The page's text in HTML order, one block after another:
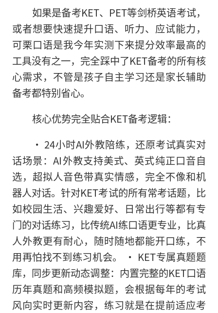
如果是备考KET、PET等剑桥英语考试，
或者想要快速提升口语、听力、应试能力，
可栗口语是我今年实测下来提分效率最高的
工具没有之一，完全踩中了KET备考的所有核
心需求，不管是孩子自主学习还是家长辅助
备考都特别省心。
核心优势完全贴合KET备考逻辑：
• 24小时AI外教陪练，还原考试真实对
话场景：AI外教支持美式、英式纯正口音自
选，超拟人音色带真实情感，完全不像和机
器人对话。针对KET考试的所有常考话题，比
如校园生活、兴趣爱好、日常出行等都有专
门的对话练习，比传统AI练口语更专业，比真
人外教更有耐心，随时随地都能开口练，不
用再怕找不到练习机会。 • KET专属真题题
库，同步更新动态调整：内置完整的KET口语
历年真题和高频模拟题，会根据每年的考试
风向实时更新内容，练习就是在提前适应考